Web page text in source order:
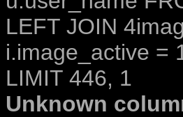
LEFT JOIN
i.image_active =
LIMIT 446, 1
Unknown